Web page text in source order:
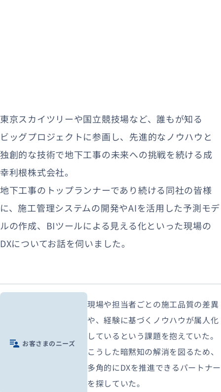
東京スカイツリーや国立競技場など、誰もが知る
ビッグプロジェクトに参画し、先進的なノウハウと
独創的な技術で地下工事の未来への挑戦を続ける成
幸利根株式会社。
地下工事のトップランナーであり続ける同社の皆様
に、施工管理システムの開発やAIを活用した予測モデ
ルの作成、BIツールによる見える化といった現場の
DXについてお話を伺いました。
お客さまのニーズ
現場や担当者ごとの施工品質の差異
や、経験に基づくノウハウが属人化
しているという課題を抱えていた。
こうした暗黙知の解消を図るため、
多角的にDXを推進できるパートナー
を探していた。